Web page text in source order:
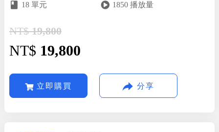
18 單元 1850 播放量
NT$19,800
NT$ 19,800
立即購買 分享